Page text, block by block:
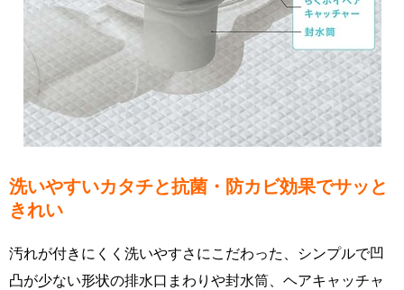
洗いやすいカタチと抗菌・防カビ効果でサッと
きれい
汚れが付きにくく洗いやすさにこだわった、シンプルで凹
凸が少ない形状の排水口まわりや封水筒、ヘアキャッチャ